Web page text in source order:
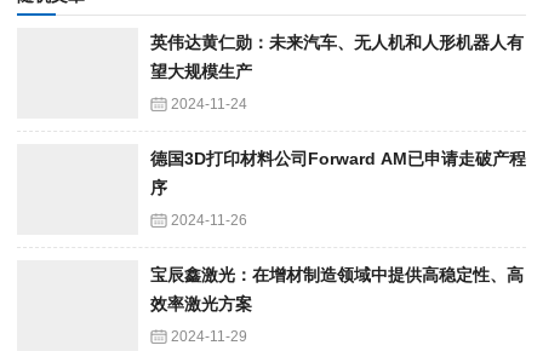
英伟达黄仁勋：未来汽车、无人机和人形机器人有
望大规模生产
2024-11-24
德国3D打印材料公司Forward AM已申请走破产程
序
2024-11-26
宝辰鑫激光：在增材制造领域中提供高稳定性、高
效率激光方案
2024-11-29